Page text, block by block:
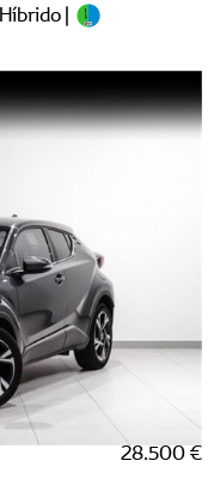
|
28.500 €